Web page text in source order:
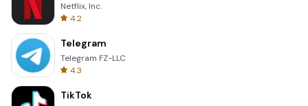
Netflix, Inc.
4.2
Telegram
Telegram FZ-LLC
4.3
TikTok